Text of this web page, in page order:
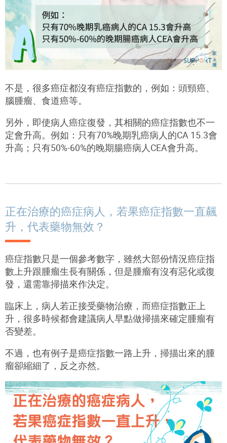
不是，很多癌症都沒有癌症指數的，例如：頭頸癌、
腦腫瘤、食道癌等。
另外，即使病人癌症復發，其相關的癌症指數也不一
定會升高。例如：只有70%晚期乳癌病人的CA 15.3會
升高；只有50%-60%的晚期腸癌病人CEA會升高。
正在治療的癌症病人，若果癌症指數一直飆
升，代表藥物無效？
癌症指數只是一個參考數字，雖然大部份情況癌症指
數上升跟腫瘤生長有關係，但是腫瘤有沒有惡化或復
發，還需靠掃描來作決定。
臨床上，病人若正接受藥物治療，而癌症指數正上
升，很多時候都會建議病人早點做掃描來確定腫瘤有
否變差。
不過，也有例子是癌症指數一路上升，掃描出來的腫
瘤卻縮細了，反之亦然。